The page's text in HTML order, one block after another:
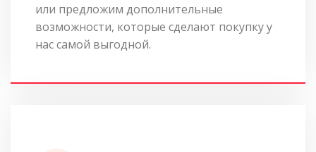
или предложим дополнительные
возможности, которые сделают покупку у
нас самой выгодной.